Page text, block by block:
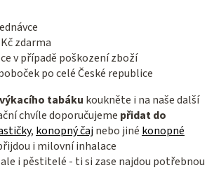
zdarma
v případě poškození zboží
po celé České republice
tabáku koukněte i na naše další
chvíle doporučujeme přidat do
, konopný čajnebo jiné konopné
i milovní inhalace
i pěstitelé - ti si zase najdou potřebnou